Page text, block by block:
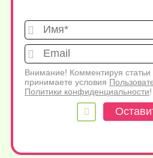
Внимание! Комментируя статьи
принимаете условия
Политики конфиденциальности!